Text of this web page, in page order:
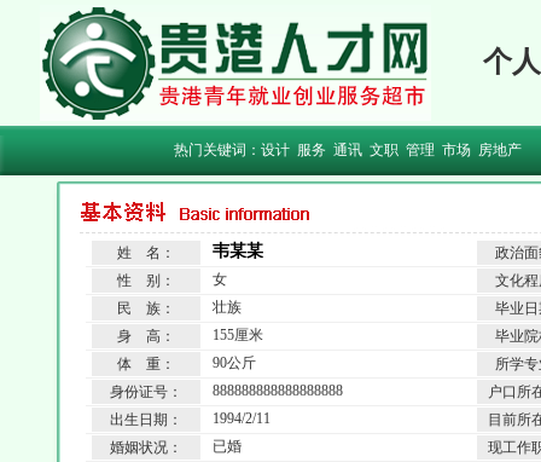
个
热门关键词： 设计 服务 通讯 文职 管理 市场 房地产
姓 名： 韦某某
政治
性 别：
女
文化
民 族：
壮族
毕业
身 高：
155厘米
毕业
体 重：
90公斤
所学
身份证号：
888888888888888888
户口所
出生日期：
1994/2/11
目前所
婚姻状况：
已婚 现工作